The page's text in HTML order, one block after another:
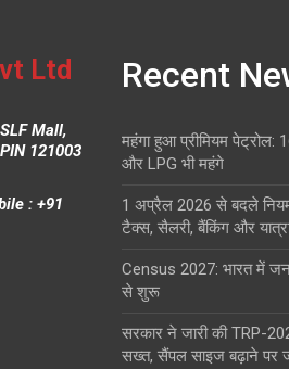
Ltd
Mall,
121003
: +91
Recent
महंगा हुआ प्रीमियम पेट्रोल:
और LPG भी महंगे
1 अप्रैल 2026 से बदले नियम:
टैक्स, सैलरी, बैंकिंग और
Census 2027: भारत में
से शुरू
सरकार ने जारी की TRP-
सख्त, सैंपल साइज बढ़ाने पर